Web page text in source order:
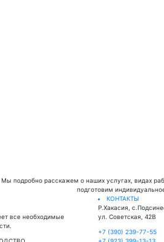
Мы подробно расскажем о наших услугах, видах
подготовим
все необходимые
КОНТАКТЫ
Р.Хакасия,
ул. Советская, 42В
+7 (390) 239-77-55